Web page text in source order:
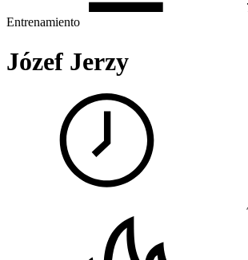
Entrenamiento
Józef Jerzy